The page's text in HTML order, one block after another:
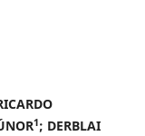
1; DERBLAI